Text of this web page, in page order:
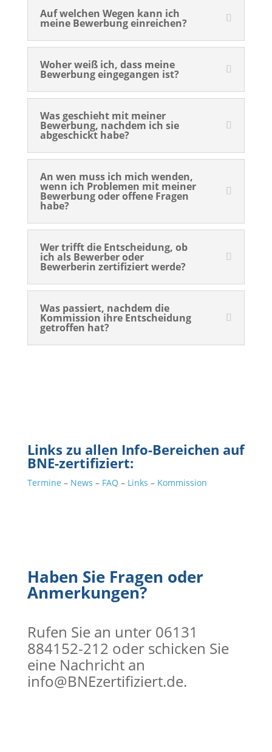
Auf welchen Wegen kann ich
meine Bewerbung einreichen?
Woher weiß ich, dass meine
Bewerbung eingegangen ist?
Was geschieht mit meiner
Bewerbung, nachdem ich sie
abgeschickt habe?
An wen muss ich mich wenden,
wenn ich Problemen mit meiner
Bewerbung oder offene Fragen
habe?
Wer trifft die Entscheidung, ob
ich als Bewerber oder
Bewerberin zertifiziert werde?
Was passiert, nachdem die
Kommission ihre Entscheidung
getroffen hat?
Links zu allen Info-Bereichen auf
BNE-zertifiziert:
Termine – News – FAQ – Links – Kommission
Haben Sie Fragen oder
Anmerkungen?
Rufen Sie an unter 06131
884152-212 oder schicken Sie
eine Nachricht an
info@BNEzertifiziert.de.